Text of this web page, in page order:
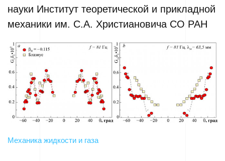
науки Институт теоретической и прикладной
механики им. С.А. Христиановича СО РАН
Механика жидкости и газа